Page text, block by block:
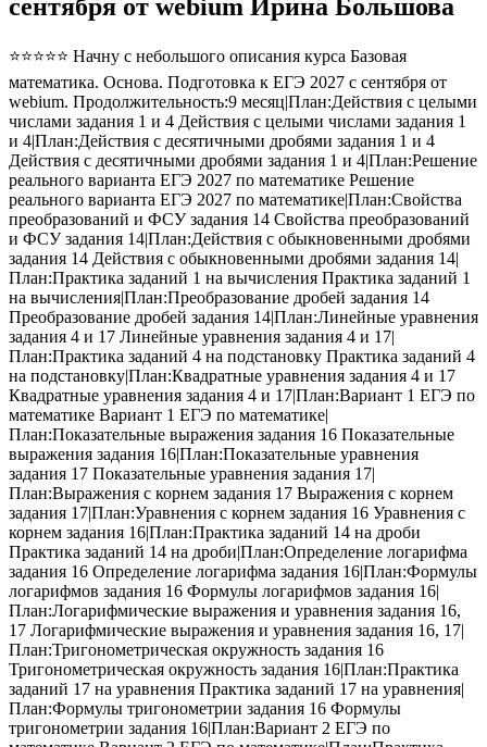
сентября от webium Ирина Большова
⭐⭐⭐⭐⭐ Начну с небольшого описания курса Базовая
математика. Основа. Подготовка к ЕГЭ 2027 с сентября от
webium. Продолжительность:9 месяц|План:Действия с целыми
числами задания 1 и 4 Действия с целыми числами задания 1
и 4|План:Действия с десятичными дробями задания 1 и 4
Действия с десятичными дробями задания 1 и 4|План:Решение
реального варианта ЕГЭ 2027 по математике Решение
реального варианта ЕГЭ 2027 по математике|План:Свойства
преобразований и ФСУ задания 14 Свойства преобразований
и ФСУ задания 14|План:Действия с обыкновенными дробями
задания 14 Действия с обыкновенными дробями задания 14|
План:Практика заданий 1 на вычисления Практика заданий 1
на вычисления|План:Преобразование дробей задания 14
Преобразование дробей задания 14|План:Линейные уравнения
задания 4 и 17 Линейные уравнения задания 4 и 17|
План:Практика заданий 4 на подстановку Практика заданий 4
на подстановку|План:Квадратные уравнения задания 4 и 17
Квадратные уравнения задания 4 и 17|План:Вариант 1 ЕГЭ по
математике Вариант 1 ЕГЭ по математике|
План:Показательные выражения задания 16 Показательные
выражения задания 16|План:Показательные уравнения
задания 17 Показательные уравнения задания 17|
План:Выражения с корнем задания 17 Выражения с корнем
задания 17|План:Уравнения с корнем задания 16 Уравнения с
корнем задания 16|План:Практика заданий 14 на дроби
Практика заданий 14 на дроби|План:Определение логарифма
задания 16 Определение логарифма задания 16|План:Формулы
логарифмов задания 16 Формулы логарифмов задания 16|
План:Логарифмические выражения и уравнения задания 16,
17 Логарифмические выражения и уравнения задания 16, 17|
План:Тригонометрическая окружность задания 16
Тригонометрическая окружность задания 16|План:Практика
заданий 17 на уравнения Практика заданий 17 на уравнения|
План:Формулы тригонометрии задания 16 Формулы
тригонометрии задания 16|План:Вариант 2 ЕГЭ по